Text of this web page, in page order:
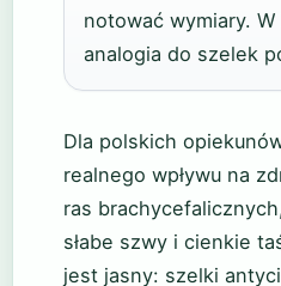
notować wymiary.
analogia do szelek
Dla polskich
realnego wpływu na
ras
słabe szwy i cienkie
jest jasny: szelki